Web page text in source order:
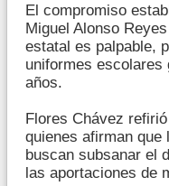
El compromiso
Miguel Alonso
estatal es palpable,
uniformes escolares
años.
Flores Chávez
quienes afirman que
buscan subsanar el
las aportaciones de